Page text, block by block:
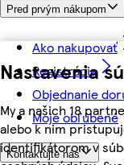
Nastavenia
My a našich 18
alebo k nim
identifikátorom v
Pred prvým nákupom
Ako nakupovať
Registrácia
Objednanie
Moje obľúbené
Kontaktujte nás